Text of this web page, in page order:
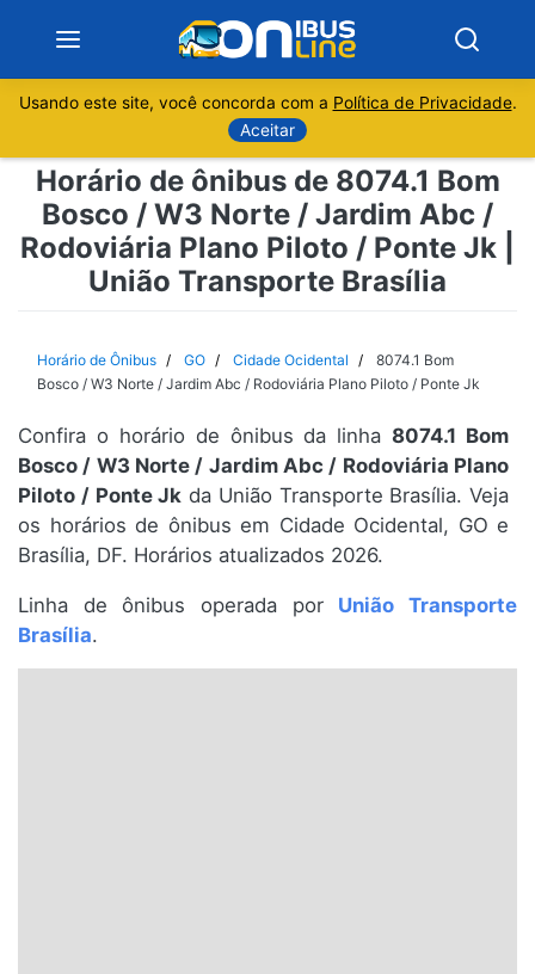
Sobre
Minas Gerais
Rio de Janeiro
Espírito Santo
Paraná
Santa Catarina
Rio Grande do Sul
Usando este site, você concorda com a Política de Privacidade.
Aceitar
Horário de ônibus de 8074.1 Bom
Bosco / W3 Norte / Jardim Abc /
Rodoviária Plano Piloto / Ponte Jk |
União Transporte Brasília
Horário de Ônibus GO Cidade Ocidental
8074.1 Bom
Bosco / W3 Norte / Jardim Abc / Rodoviária Plano Piloto / Ponte Jk
Confira o horário de ônibus da linha8074.1 Bom
Bosco / W3 Norte / Jardim Abc / Rodoviária Plano
Piloto / Ponte Jk da União Transporte Brasília. Veja
os horários de ônibus em Cidade Ocidental, GO e
Brasília, DF. Horários atualizados 2026.
Linha de ônibus operada por União Transporte
Brasília.